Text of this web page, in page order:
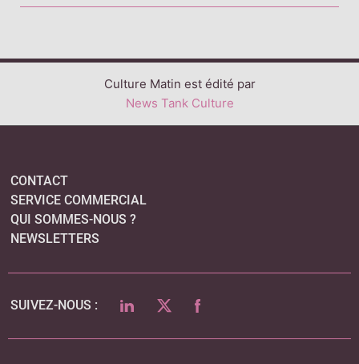
Culture Matin est édité par
News Tank Culture
CONTACT
SERVICE COMMERCIAL
QUI SOMMES-NOUS ?
NEWSLETTERS
SUIVEZ-NOUS : LINKEDINTWITTERFACEBOOK